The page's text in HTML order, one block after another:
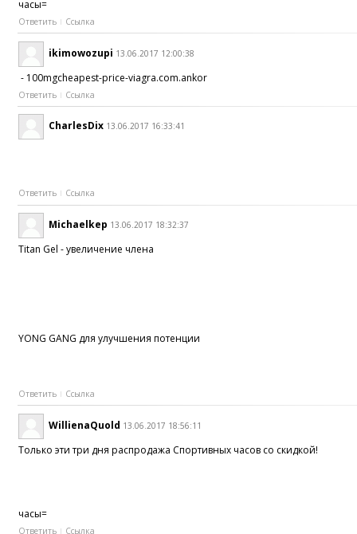
часы=
Ответить Ссылка
ikimowozupi 13.06.2017 12:00:38
- 100mgcheapest-price-viagra.com.ankor
Ответить Ссылка
CharlesDix 13.06.2017 16:33:41
Ответить Ссылка
Michaelkep 13.06.2017 18:32:37
Titan Gel - увеличение члена
YONG GANG для улучшения потенции
Ответить Ссылка
WillienaQuold 13.06.2017 18:56:11
Только эти три дня распродажа Спортивных часов со скидкой!
часы=
Ответить Ссылка